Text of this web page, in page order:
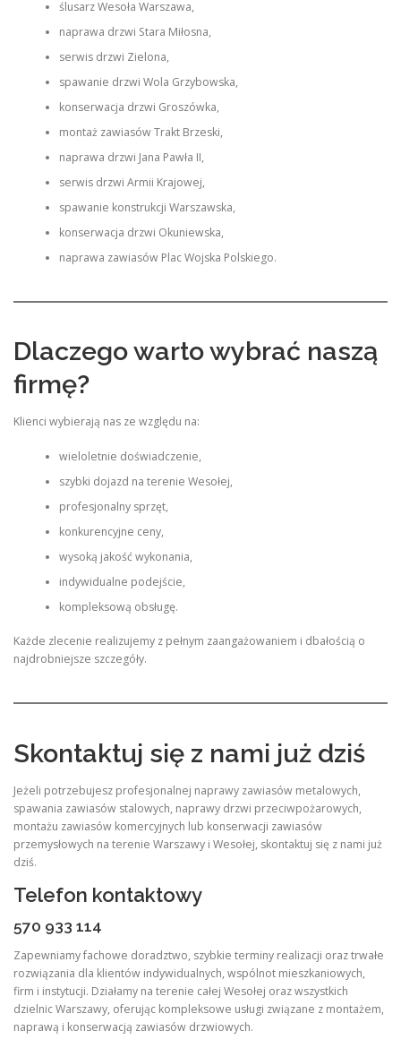
ślusarz Wesoła Warszawa,
naprawa drzwi Stara Miłosna,
serwis drzwi Zielona,
spawanie drzwi Wola Grzybowska,
konserwacja drzwi Groszówka,
montaż zawiasów Trakt Brzeski,
naprawa drzwi Jana Pawła II,
serwis drzwi Armii Krajowej,
spawanie konstrukcji Warszawska,
konserwacja drzwi Okuniewska,
naprawa zawiasów Plac Wojska Polskiego.
Dlaczego warto wybrać naszą
firmę?
Klienci wybierają nas ze względu na:
wieloletnie doświadczenie,
szybki dojazd na terenie Wesołej,
profesjonalny sprzęt,
konkurencyjne ceny,
wysoką jakość wykonania,
indywidualne podejście,
kompleksową obsługę.
Każde zlecenie realizujemy z pełnym zaangażowaniem i dbałością o
najdrobniejsze szczegóły.
Skontaktuj się z nami już dziś
Jeżeli potrzebujesz profesjonalnej naprawy zawiasów metalowych,
spawania zawiasów stalowych, naprawy drzwi przeciwpożarowych,
montażu zawiasów komercyjnych lub konserwacji zawiasów
przemysłowych na terenie Warszawy i Wesołej, skontaktuj się z nami już
dziś.
Telefon kontaktowy
570 933 114
Zapewniamy fachowe doradztwo, szybkie terminy realizacji oraz trwałe
rozwiązania dla klientów indywidualnych, wspólnot mieszkaniowych,
firm i instytucji. Działamy na terenie całej Wesołej oraz wszystkich
dzielnic Warszawy, oferując kompleksowe usługi związane z montażem,
naprawą i konserwacją zawiasów drzwiowych.